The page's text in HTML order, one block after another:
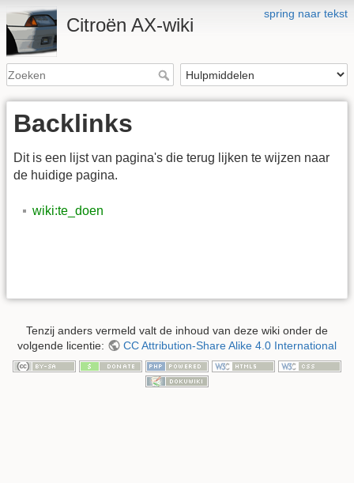
spring naar tekst
Citroën AX-wiki
Backlinks
Dit is een lijst van pagina's die terug lijken te wijzen naar
de huidige pagina.
wiki:te_doen
Tenzij anders vermeld valt de inhoud van deze wiki onder de
volgende licentie:
CC Attribution-Share Alike 4.0 International